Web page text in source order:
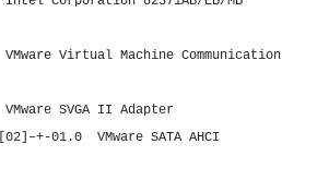
Virtual Machine Communication
SVGA II Adapter
VMware SATA AHCI